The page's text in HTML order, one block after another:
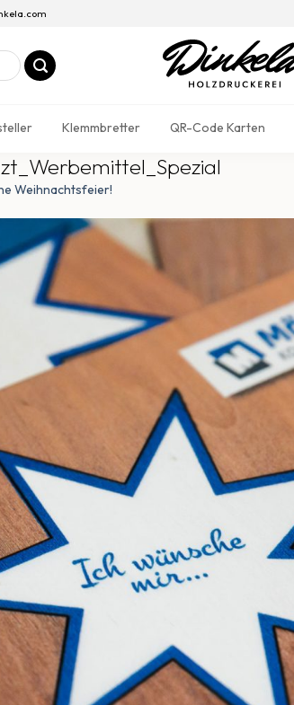
Klemmbretter QR-Code Karten
Weihnachtsfeier!